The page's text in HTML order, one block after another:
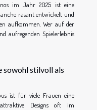
im Jahr 2025 ist eine
rasant entwickelt und
aufkommen. Wer auf der
aufregenden Spielerlebnis
sowohl stilvoll als
ist für viele Frauen eine
attraktive Designs oft im